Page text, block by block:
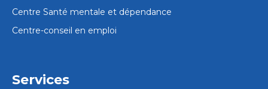
Centre Santé mentale et dépendance
Centre-conseil en emploi
Services